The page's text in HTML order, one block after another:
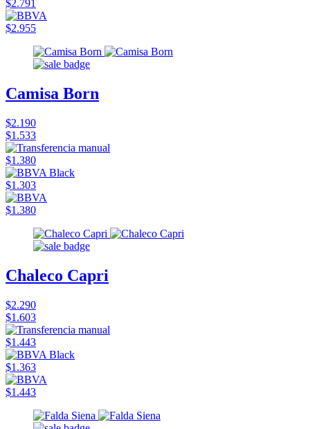
$2.791
$2.955
Camisa Born
$2.190
$1.533
$1.380
$1.303
$1.380
Chaleco Capri
$2.290
$1.603
$1.443
$1.363
$1.443